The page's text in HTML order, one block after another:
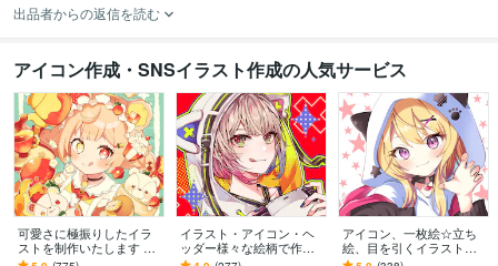
出品者からの返信を読む
アイコン作成・SNSイラスト作成の人気サービス
可愛さに極振りしたイラ
ストを制作いたします ★
商用利用＆二次利用込
イラスト・アイコン・ヘ
ッダー様々な絵柄で作成
します 商用可！似顔絵・
アイコン、一枚絵☆立ち
絵、目を引くイラスト描
きます イリアム、サム